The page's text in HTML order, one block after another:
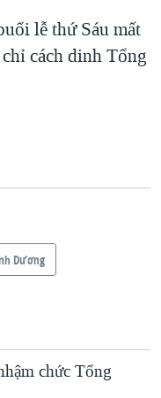
lễ thứ Sáu mất
cách dinh Tổng
Dương
chức Tổng